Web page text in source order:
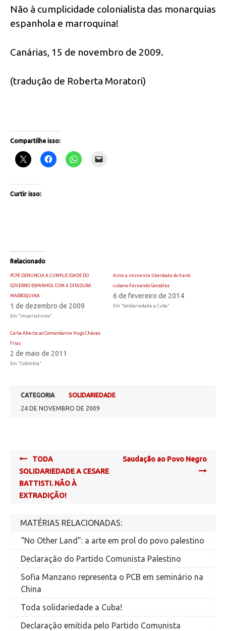
Não à cumplicidade colonialista das monarquias
espanhola e marroquina!
Canárias, 15 de novembro de 2009.
(tradução de Roberta Moratori)
Compartilhe isso:
Curtir isso:
Relacionado
PCPE DENUNCIA A CUMPLICIDADE DO
GOVERNO ESPANHOL COM A DITADURA
MARROQUINA
1 de dezembro de 2009
Em "Imperialismo"
Ante a iminente liberdade do herói
cubano Fernando González
6 de fevereiro de 2014
Em "Solidariedade a Cuba"
Carta Aberta ao Comandante Hugo Chávez
Frias
2 de maio de 2011
Em "Colômbia"
CATEGORIA
SOLIDARIEDADE
24 DE NOVEMBRO DE 2009
Post
navigation
TODA
SOLIDARIEDADE A CESARE
BATTISTI. NÃO À
EXTRADIÇÃO!
Saudação ao Povo Negro
MATÉRIAS RELACIONADAS:
“No Other Land”: a arte em prol do povo palestino
Declaração do Partido Comunista Palestino
Sofia Manzano representa o PCB em seminário na
China
Toda solidariedade a Cuba!
Declaração emitida pelo Partido Comunista